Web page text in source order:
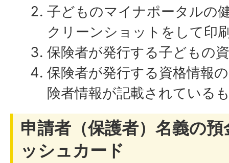
子どものマイナポータルの
クリーンショットをして印
保険者が発行する子どもの
保険者が発行する資格情報
険者情報が記載されている
申請者（保護者）名義の
ッシュカード